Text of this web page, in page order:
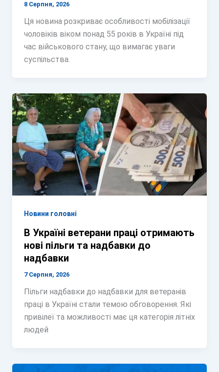
8 Серпня, 2026
Ця новина розкриває особливості мобілізації
чоловіків віком понад 55 років в Україні під
час військового стану, що вимагає уваги
суспільства.
Новини головні
В Україні ветерани праці отримають
нові пільги та надбавки до
надбавки
7 Серпня, 2026
Пільги надбавки до надбавки для ветеранів
праці в Україні стали темою обговорення. Які
привілеї та можливості має ця категорія літніх
людей